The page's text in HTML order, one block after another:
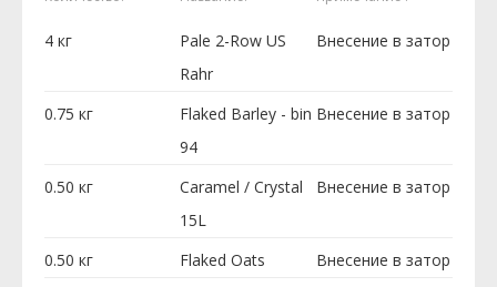
4 кг
Pale 2-Row US
Rahr
Внесение в затор
0.75 кг
Flaked Barley - bin
94
Внесение в затор
0.50 кг
Caramel / Crystal
15L
Внесение в затор
0.50 кг Flaked Oats
Внесение в затор